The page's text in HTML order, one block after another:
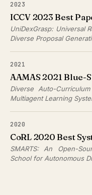
2023
ICCV 2023 Best
UniDexGrasp: Universal
Diverse Proposal
2021
AAMAS 2021 Blue-
Diverse Auto-
Multiagent Learning
2020
CoRL 2020 Best
SMARTS: An Open-
School for Autonomous